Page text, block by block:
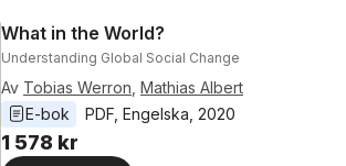
What in the World?
Understanding Global Social Change
Av Tobias Werron Mathias Albert
E-bok
PDF Engelska 2020
1 578 kr